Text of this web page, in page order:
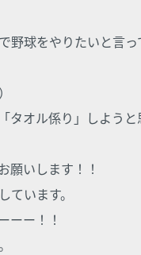
野球をやりたいと言っ
タオル係り」しよう
願いします！！
います。
ーー！！